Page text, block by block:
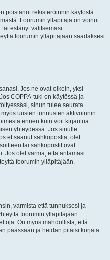
poistanut rekisteröinnin käytöstä
Foorumin ylläpitäjä on voinut
estänyt valitsemasi
foorumin ylläpitäjään saadaksesi
Jos ne ovat oikein, yksi
COPPA-tuki on käytössä ja
sinun tulee seurata
uusien tunnusten aktivoinnin
ennen kuin voit kirjautua
yhteydessä. Jos sinulle
et saanut sähköpostia, olet
tai sähköpostit ovat
Jos olet varma, että antamasi
foorumin ylläpitäjään.
varmista että tunnuksesi ja
foorumin ylläpitäjään
On myös mahdollista, että
päässään ja heidän pitäisi korjata